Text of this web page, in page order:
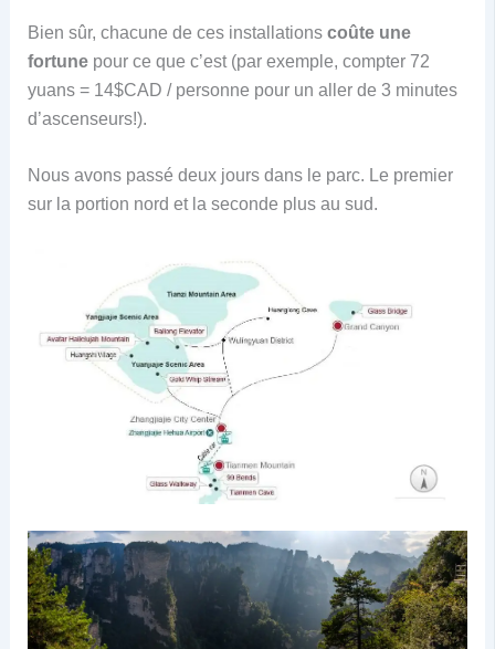
Bien sûr, chacune de ces installations coûte une
fortunepour ce que c’est (par exemple, compter 72
yuans = 14$CAD / personne pour un aller de 3 minutes
d’ascenseurs!).
Nous avons passé deux jours dans le parc. Le premier
sur la portion nord et la seconde plus au sud.